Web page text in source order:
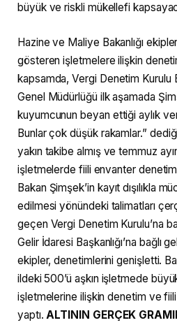
büyük ve riskli mükellefi
Hazine ve Maliye Bakanlığı
gösteren işletmelere ilişkin
kapsamda, Vergi Denetim Kurulu
Genel Müdürlüğü ilk aşamada
kuyumcunun beyan ettiği aylık
Bunlar çok düşük rakamlar.”
yakın takibe almış ve temmuz
işletmelerde fiili envanter
Bakan Şimşek’in kayıt dışılıkla
edilmesi yönündeki talimatları
geçen Vergi Denetim Kurulu’na
Gelir İdaresi Başkanlığı’na bağlı
ekipler, denetimlerini genişletti.
ildeki 500’ü aşkın işletmede
işletmelerine ilişkin denetim ve fiili
yaptı. ALTININ GERÇEK